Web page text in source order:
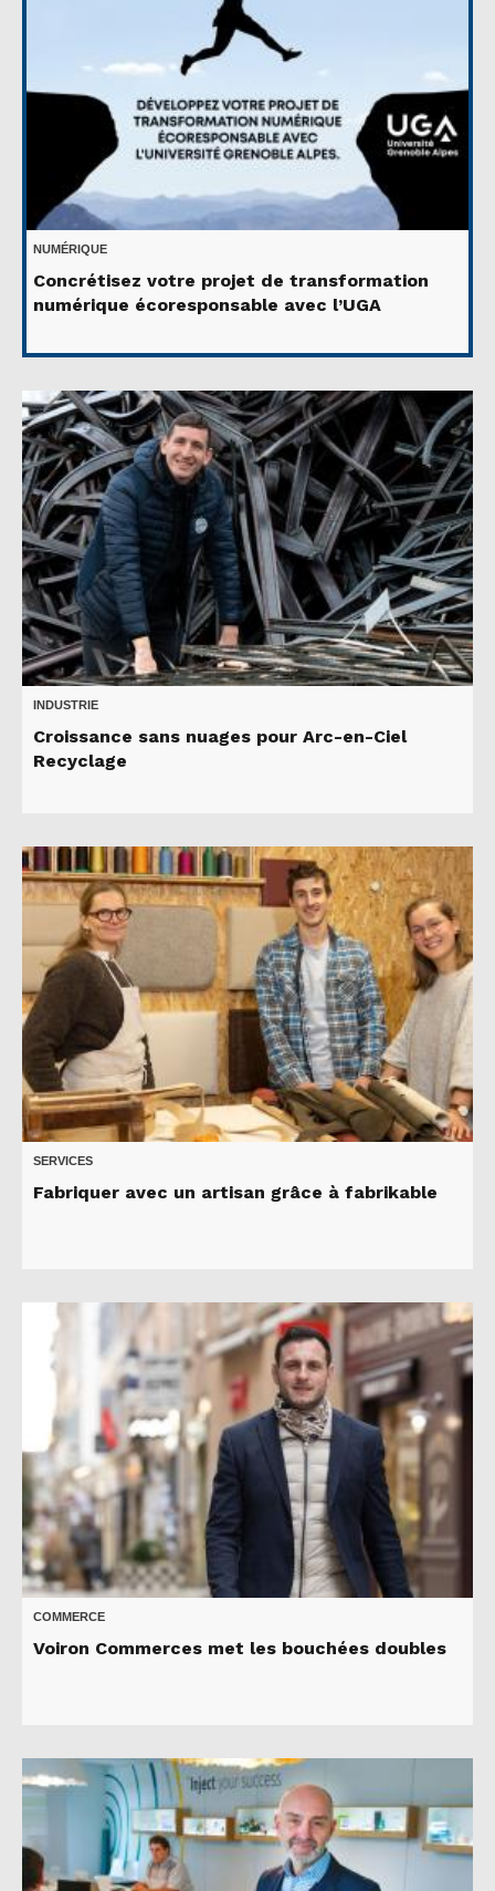
NUMÉRIQUE
Concrétisez votre projet de transformation
numérique écoresponsable avec l’UGA
INDUSTRIE
Croissance sans nuages pour Arc-en-Ciel
Recyclage
SERVICES
Fabriquer avec un artisan grâce à fabrikable
COMMERCE
Voiron Commerces met les bouchées doubles